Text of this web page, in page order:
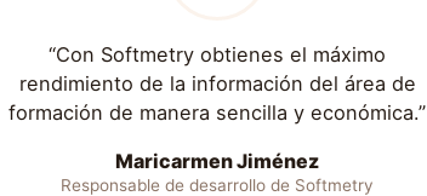
“Con Softmetry obtienes el máximo
rendimiento de la información del área de
formación de manera sencilla y económica.”
Maricarmen Jiménez
Responsable de desarrollo de Softmetry